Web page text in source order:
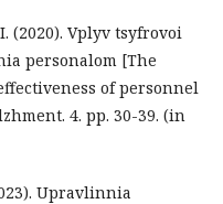
(2020). Vplyv tsyfrovoi
personalom [The
of personnel
4. рр. 30-39. (in
Upravlinnia